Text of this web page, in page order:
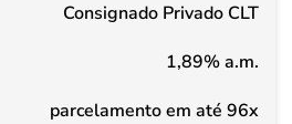
Consignado Privado CLT
1,89% a.m.
parcelamento em até 96x